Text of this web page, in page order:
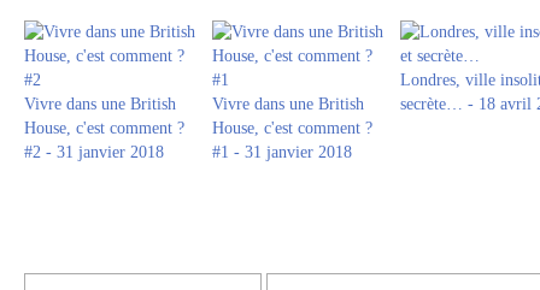
Vivre dans une British
House, c'est comment ?
#2 - 31 janvier 2018
Vivre dans une British
House, c'est comment ?
#1 - 31 janvier 2018
Londres, ville
secrète… - 18 avril